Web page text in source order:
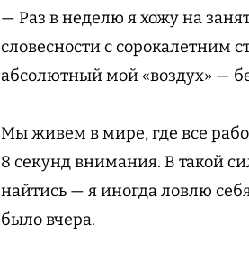
— Раз в неделю я хожу на
словесности с сорокалетним
абсолютный мой «воздух» —
Мы живем в мире, где все
8 секунд внимания. В такой
найтись — я иногда ловлю
было вчера.